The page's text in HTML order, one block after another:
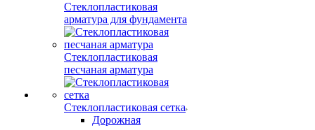
Стеклопластиковая
арматура для фундамента
Стеклопластиковая
песчаная арматура
Стеклопластиковая сетка
Дорожная